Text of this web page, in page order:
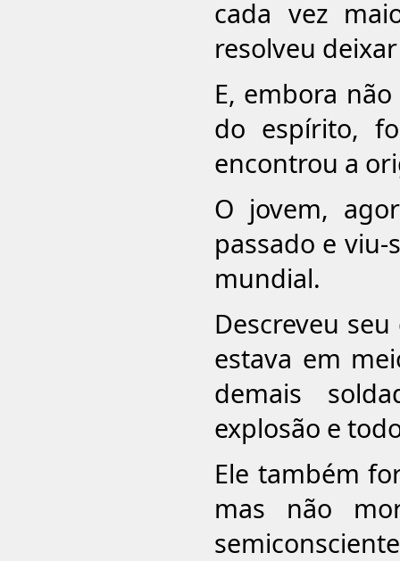
cada vez
resolveu
E, embora
do espírito,
encontrou a
O jovem,
passado e
mundial.
Descreveu
estava em
demais
explosão e
Ele também
mas não